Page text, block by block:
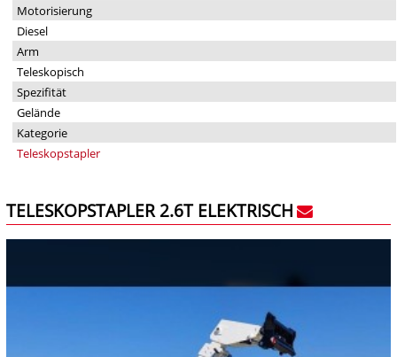
Motorisierung
Diesel
Arm
Teleskopisch
Spezifität
Gelände
Kategorie
Teleskopstapler
TELESKOPSTAPLER 2.6T ELEKTRISCH